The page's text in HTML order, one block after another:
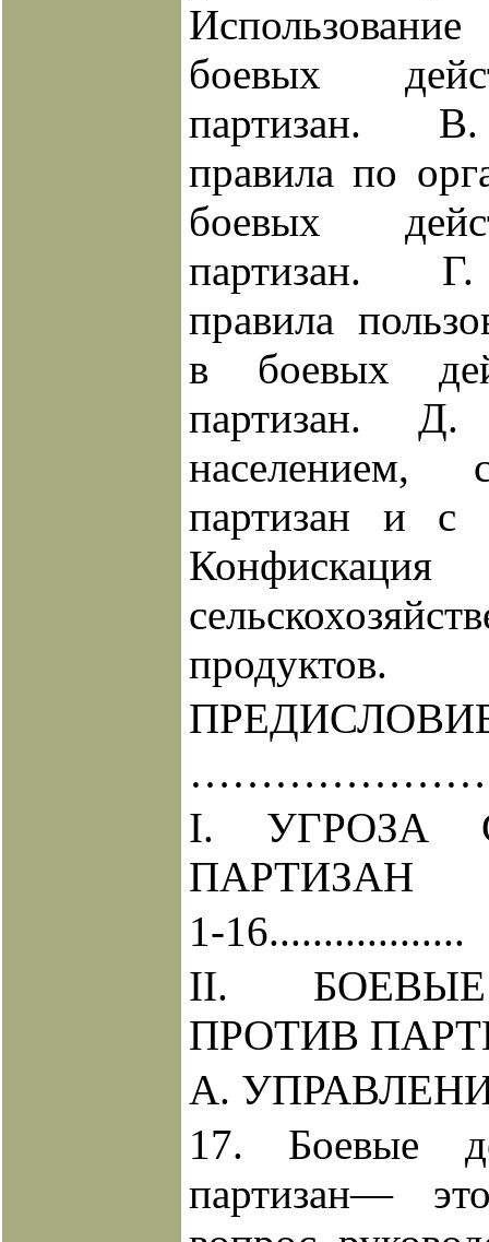
боевых
партизан.
правила по
боевых
партизан.
правила
в боевых
партизан.
населением,
партизан и с
Конфискация
продуктов.
I. УГРОЗА
ПАРТИЗАН
1-16..................
II.
ПРОТИВ
А.
17. Боевые
партизан—